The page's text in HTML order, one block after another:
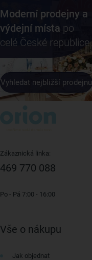
Moderní prodejny a
výdejní místa po
celé České republice
Vyhledat nejbližší prodejnu
Zákaznická linka:
469 770 088
Po - Pá 7:00 - 16:00
Vše o nákupu
Jak objednat